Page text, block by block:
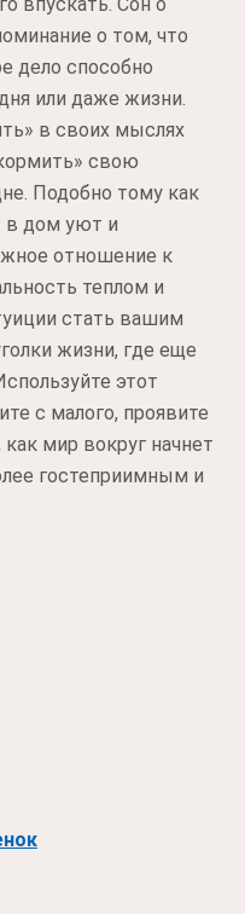
о том, что
дело способно
или даже жизни.
в своих мыслях
свою
Подобно тому как
в дом уют и
отношение к
теплом и
стать вашим
жизни, где еще
этот
с малого, проявите
мир вокруг начнет
гостеприимным и